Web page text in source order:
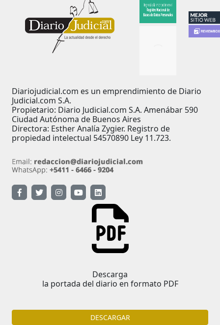
Diariojudicial.com es un emprendimiento de Diario
Judicial.com S.A.
Propietario: Diario Judicial.com S.A. Amenábar 590
Ciudad Autónoma de Buenos Aires
Directora: Esther Analía Zygier. Registro de
propiedad intelectual 54570890 Ley 11.723.
Descarga
la portada del diario en formato PDF
DESCARGAR